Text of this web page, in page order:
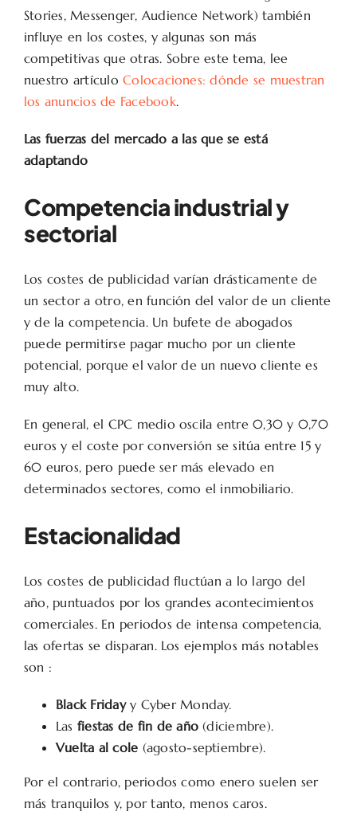
Stories, Messenger, Audience Network) también
influye en los costes, y algunas son más
competitivas que otras. Sobre este tema, lee
nuestro artículoColocaciones: dónde se muestran
los anuncios de Facebook.
Las fuerzas del mercado a las que se está
adaptando
Competencia industrial y
sectorial
Los costes de publicidad varían drásticamente de
un sector a otro, en función del valor de un cliente
y de la competencia. Un bufete de abogados
puede permitirse pagar mucho por un cliente
potencial, porque el valor de un nuevo cliente es
muy alto.
En general, el CPC medio oscila entre 0,30 y 0,70
euros y el coste por conversión se sitúa entre 15 y
60 euros, pero puede ser más elevado en
determinados sectores, como el inmobiliario.
Estacionalidad
Los costes de publicidad fluctúan a lo largo del
año, puntuados por los grandes acontecimientos
comerciales. En periodos de intensa competencia,
las ofertas se disparan. Los ejemplos más notables
son :
Black Fridayy Cyber Monday.
Las fiestas de fin de año (diciembre).
Vuelta al cole (agosto-septiembre).
Por el contrario, periodos como enero suelen ser
más tranquilos y, por tanto, menos caros.